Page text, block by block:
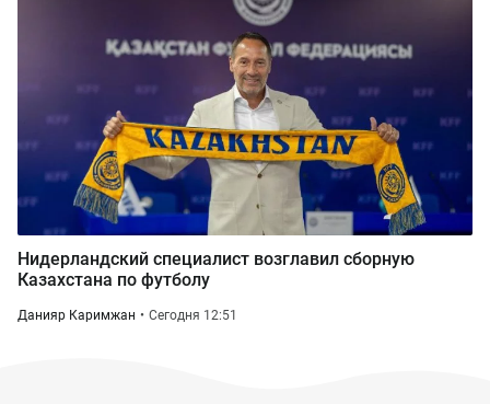
Нидерландский специалист возглавил сборную
Казахстана по футболу
Данияр Каримжан Сегодня 12:51